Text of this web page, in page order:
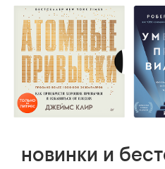
новинки и